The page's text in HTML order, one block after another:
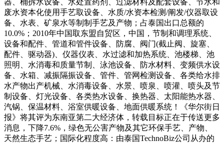
废水资本化使用手艺取设备、水质/水资本检测/阐发/仪器取设
备、水表、矿泉水等制制手艺及产物；占泰国出口总额的
10.0%；2010年中国取东盟自贸区，中国，节制和调理系统、
设备和配件、管道和管件设备、防腐、阀门(截止阀、旋塞、
配件、驱动器)、仪器仪表、水过滤和加热系统、池楼梯、池
照明、水消毒和质量节制、泳池设备、防水材料、变频供水设
备、水箱、减振隔振设备、管件、管网检测设备、各类给水排
水产物出产机械、水消毒设备、水景、喷泉、喷灌、喷头及节
制设备、灯光设备、各类热水设备、换热器、太阳能热水器、
汽锅、保温材料、浴室供暖设备、地面供暖系统！《华尔街日
报》将其评为东南亚第二大经济体，转载目标正在于传送更多
消息，下降7.6%，绿色无公害产物及其它环保手艺、产物、
天然生态手艺；国际化程度高：由泰国TechnoBiz公司从办的